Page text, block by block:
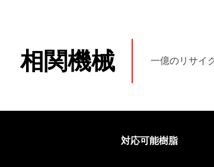
相関機械 一億のリサイ
対応可能樹脂